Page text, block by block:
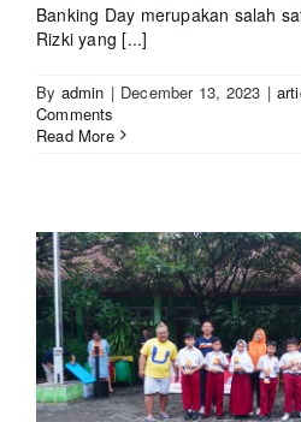
Banking Day merupakan salah
Rizki yang [...]
By admin | December 13, 2023 |
Comments
Read More